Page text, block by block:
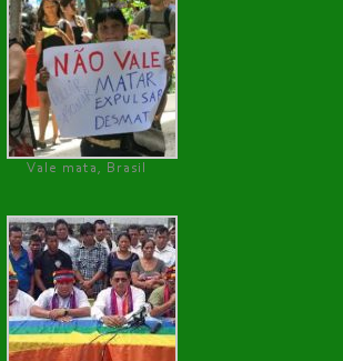
Vale mata, Brasil